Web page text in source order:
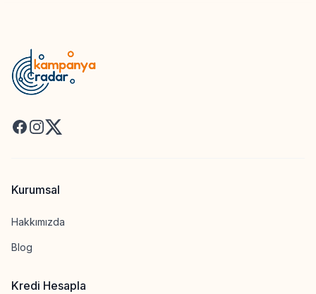
Facebook
Instagram
X
Kurumsal
Hakkımızda
Blog
Kredi Hesapla